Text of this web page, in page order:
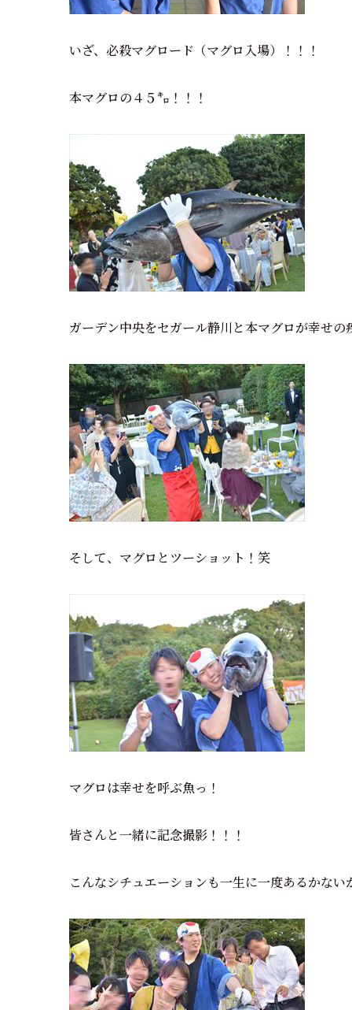
いざ、必殺マグロード（マグロ入場）！！！
本マグロの４５㌔！！！
ガーデン中央をセガール静川と本マグロが幸せの
そして、マグロとツーショット！笑
マグロは幸せを呼ぶ魚っ！
皆さんと一緒に記念撮影！！！
こんなシチュエーションも一生に一度あるかない